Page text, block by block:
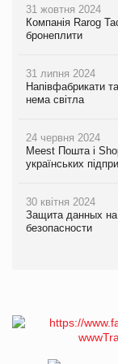
31 жовтня 2024
Компанія Rarog
бронеплити
31 липня 2024
Напівфабрикати
нема світла
24 червня 2024
Meest Пошта і
українських
30 квітня 2024
Защита данных
безопасности